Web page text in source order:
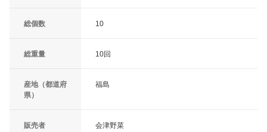
総個数 10
総重量 10回
産地（都道府
県）
福島
販売者 会津野菜